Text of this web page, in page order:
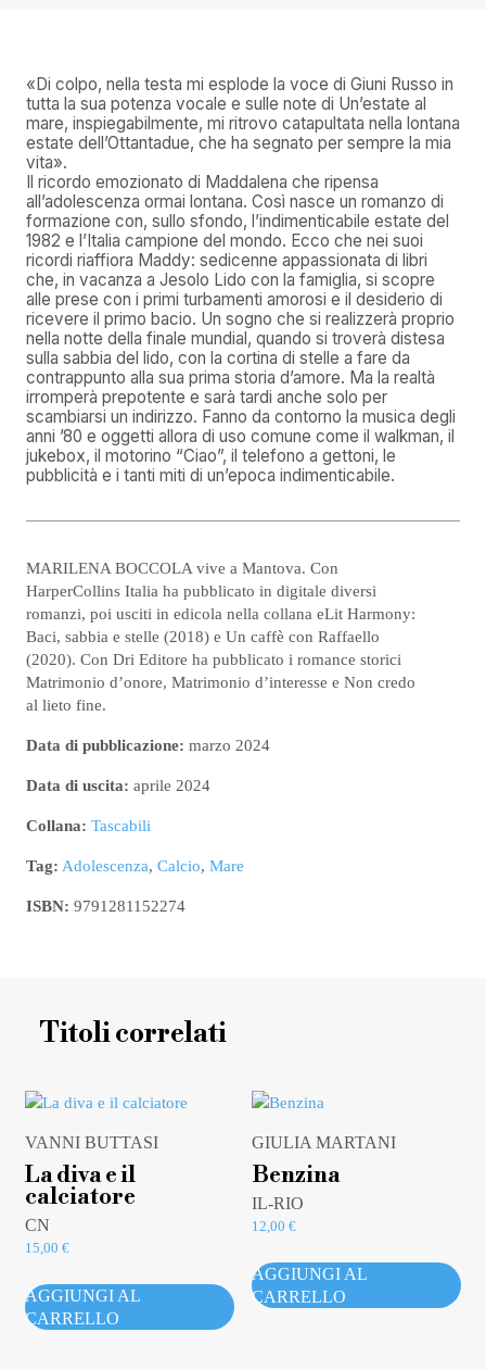
«Di colpo, nella testa mi esplode la voce di Giuni Russo in
tutta la sua potenza vocale e sulle note di Un’estate al
mare, inspiegabilmente, mi ritrovo catapultata nella lontana
estate dell’Ottantadue, che ha segnato per sempre la mia
vita».
Il ricordo emozionato di Maddalena che ripensa
all’adolescenza ormai lontana. Così nasce un romanzo di
formazione con, sullo sfondo, l’indimenticabile estate del
1982 e l’Italia campione del mondo. Ecco che nei suoi
ricordi riaffiora Maddy: sedicenne appassionata di libri
che, in vacanza a Jesolo Lido con la famiglia, si scopre
alle prese con i primi turbamenti amorosi e il desiderio di
ricevere il primo bacio. Un sogno che si realizzerà proprio
nella notte della finale mundial, quando si troverà distesa
sulla sabbia del lido, con la cortina di stelle a fare da
contrappunto alla sua prima storia d’amore. Ma la realtà
irromperà prepotente e sarà tardi anche solo per
scambiarsi un indirizzo. Fanno da contorno la musica degli
anni ’80 e oggetti allora di uso comune come il walkman, il
jukebox, il motorino “Ciao”, il telefono a gettoni, le
pubblicità e i tanti miti di un’epoca indimenticabile.
MARILENA BOCCOLA vive a Mantova. Con
HarperCollins Italia ha pubblicato in digitale diversi
romanzi, poi usciti in edicola nella collana eLit Harmony:
Baci, sabbia e stelle (2018) e Un caffè con Raffaello
(2020). Con Dri Editore ha pubblicato i romance storici
Matrimonio d’onore, Matrimonio d’interesse e Non credo
al lieto fine.
Data di pubblicazione: marzo 2024
Data di uscita: aprile 2024
Collana: Tascabili
Tag: Adolescenza, Calcio, Mare
ISBN: 9791281152274
Titoli correlati
VANNI BUTTASI
La diva e il
calciatore
CN
15,00 €
AGGIUNGI AL
CARRELLO
GIULIA MARTANI
Benzina
IL-RIO
12,00€
AGGIUNGI AL
CARRELLO